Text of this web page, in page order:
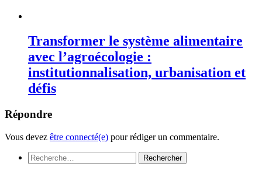
Transformer le système alimentaire
avec l’agroécologie :
institutionnalisation, urbanisation et
défis
Répondre
Vous devez être connecté(e) pour rédiger un commentaire.
Rechercher :